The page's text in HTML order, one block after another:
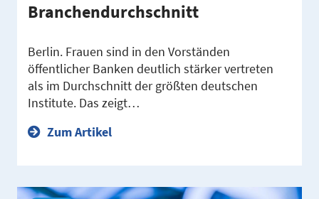
Branchendurchschnitt
Berlin. Frauen sind in den Vorständen
öffentlicher Banken deutlich stärker vertreten
als im Durchschnitt der größten deutschen
Institute. Das zeigt…
Zum Artikel